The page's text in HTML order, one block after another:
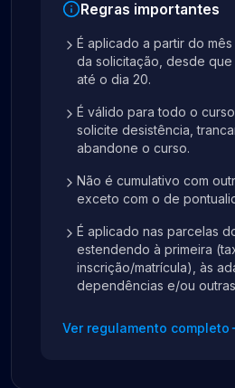
Regras importantes
É aplicado a partir do
da solicitação, desde
até o dia 20.
É válido para todo o
solicite desistência,
abandone o curso.
Não é cumulativo com
exceto com o de
É aplicado nas parcelas
estendendo à primeira
inscrição/matrícula), às
dependências e/ou
Ver regulamento completo